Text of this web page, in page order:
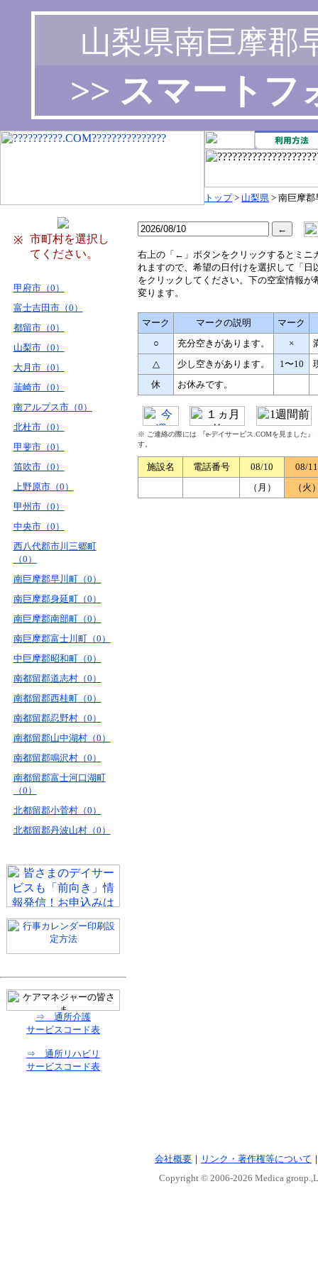
山梨県南巨摩郡
>> スマートフ
トップ> 山梨県 > 南巨摩郡
※
市町村を選択し
てください。
甲府市（0）
富士吉田市（0）
都留市（0）
山梨市（0）
大月市（0）
韮崎市（0）
南アルプス市（0）
北杜市（0）
甲斐市（0）
笛吹市（0）
上野原市（0）
甲州市（0）
中央市（0）
西八代郡市川三郷町
（0）
南巨摩郡早川町（0）
南巨摩郡身延町（0）
南巨摩郡南部町（0）
南巨摩郡富士川町（0）
中巨摩郡昭和町（0）
南都留郡道志村（0）
南都留郡西桂町（0）
南都留郡忍野村（0）
南都留郡山中湖村（0）
南都留郡鳴沢村（0）
南都留郡富士河口湖町
（0）
北都留郡小菅村（0）
北都留郡丹波山村（0）
⇒ 通所介護
サービスコード表
⇒ 通所リハビリ
サービスコード表
右 上の「←」ボタンをクリックするとミニ
れますので、希望の日付けを選択して「日
をクリックしてください。下の空室情報が
変ります。
マーク マークの説明
マーク
○
充分空きがあります。 ×
△
少し空きがあります。 1〜10
休
お休みです。
※ ご連絡の際には 『e-デイサービス.COMを見ました
す。
施設名 電話番号 08/10
08/11
（月）
（火
会社概要 ｜ リンク・著作権等について
Copyright © 2006-2026 Medica